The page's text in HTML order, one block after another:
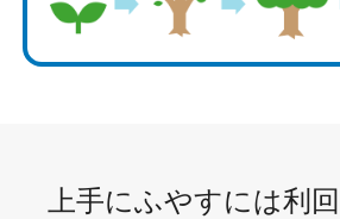
上手にふやすには利